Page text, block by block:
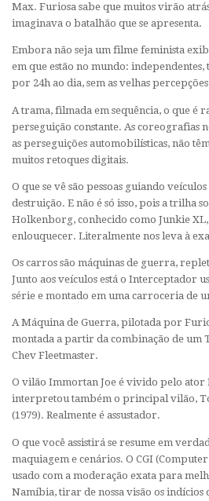
Max. Furiosa sabe que muitos virão
imaginava o batalhão que se apresenta.
Embora não seja um filme feminista
em que estão no mundo:
por 24h ao dia, sem as velhas
A trama, filmada em sequência, o que é
perseguição constante. As coreografias
as perseguições automobilísticas, não
muitos retoques digitais.
O que se vê são pessoas guiando
destruição. E não é só isso, pois a trilha
Holkenborg, conhecido como Junkie
enlouquecer. Literalmente nos leva à
Os carros são máquinas de guerra,
Junto aos veículos está o Interceptador
série e montado em uma carroceria de
A Máquina de Guerra, pilotada por
montada a partir da combinação de um
Chev Fleetmaster.
O vilão Immortan Joe é vivido pelo ator
interpretou também o principal vilão,
(1979). Realmente é assustador.
O que você assistirá se resume em
maquiagem e cenários. O CGI
usado com a moderação exata para
Namíbia, tirar de nossa visão os indícios